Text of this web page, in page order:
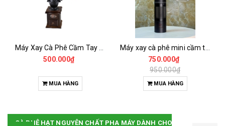
500.000₫
MUA HÀNG
750.000₫
950.000₫
MUA HÀNG
CÀ PHÊ HẠT NGUYÊN CHẤT PHA MÁY DÀNH CHO